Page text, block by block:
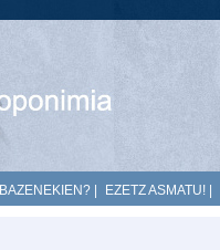
BAZENEKIEN? EZETZ ASMATU!